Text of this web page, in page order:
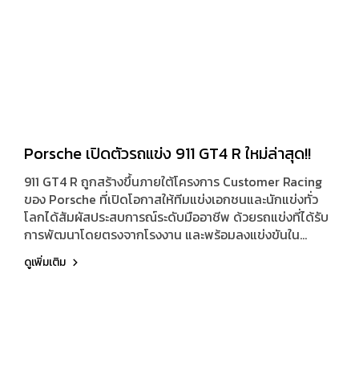
Porsche เปิดตัวรถแข่ง 911 GT4 R ใหม่ล่าสุด!!
911 GT4 R ถูกสร้างขึ้นภายใต้โครงการ Customer Racing
ของ Porsche ที่เปิดโอกาสให้ทีมแข่งเอกชนและนักแข่งทั่ว
โลกได้สัมผัสประสบการณ์ระดับมืออาชีพ ด้วยรถแข่งที่ได้รับ
การพัฒนาโดยตรงจากโรงงาน และพร้อมลงแข่งขันใน
รายการสำคัญอย่าง IMSA Michelin Pilot Challenge และ
SRO Pirelli GT4 America Championship
ดูเพิ่มเติม